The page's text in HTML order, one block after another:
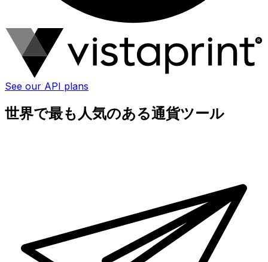
See our API plans
世界で最も人気のある通貨ツール